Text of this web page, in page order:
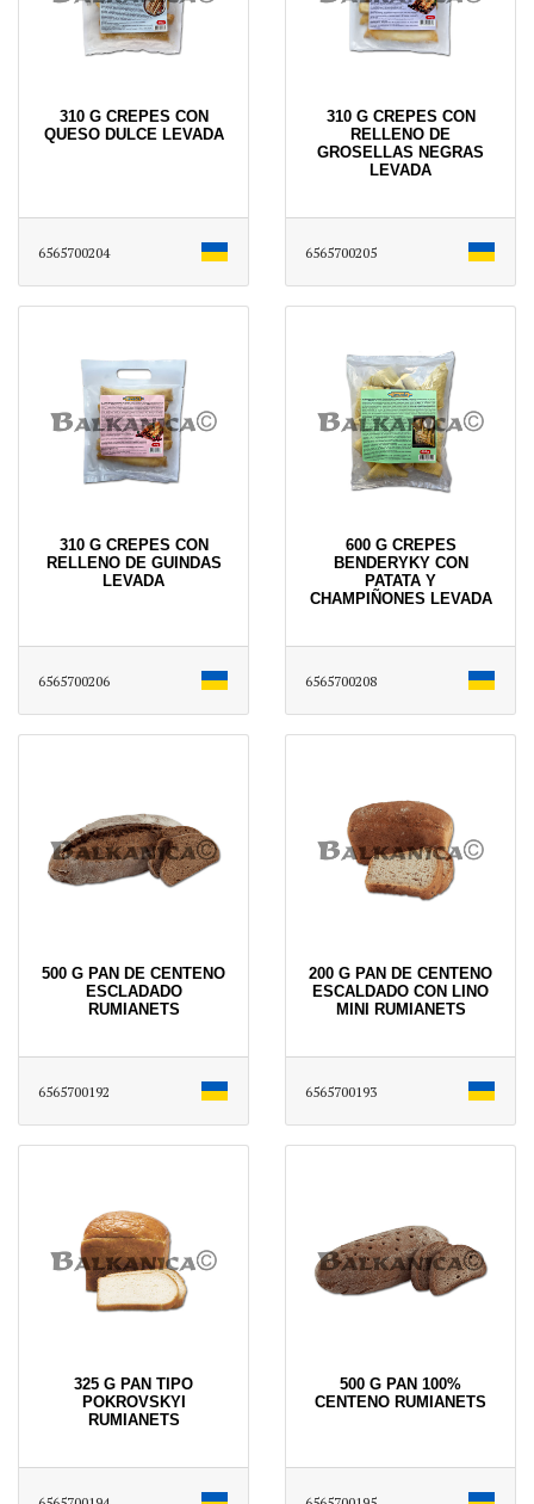
310 G CREPES CON
QUESO DULCE LEVADA
6565700204
310 G CREPES CON
RELLENO DE
GROSELLAS NEGRAS
LEVADA
6565700205
310 G CREPES CON
RELLENO DE GUINDAS
LEVADA
6565700206
600 G CREPES
BENDERYKY CON
PATATA Y
CHAMPIÑONES LEVADA
6565700208
500 G PAN DE CENTENO
ESCLADADO
RUMIANETS
6565700192
200 G PAN DE CENTENO
ESCALDADO CON LINO
MINI RUMIANETS
6565700193
325 G PAN TIPO
POKROVSKYI
RUMIANETS
500 G PAN 100%
CENTENO RUMIANETS